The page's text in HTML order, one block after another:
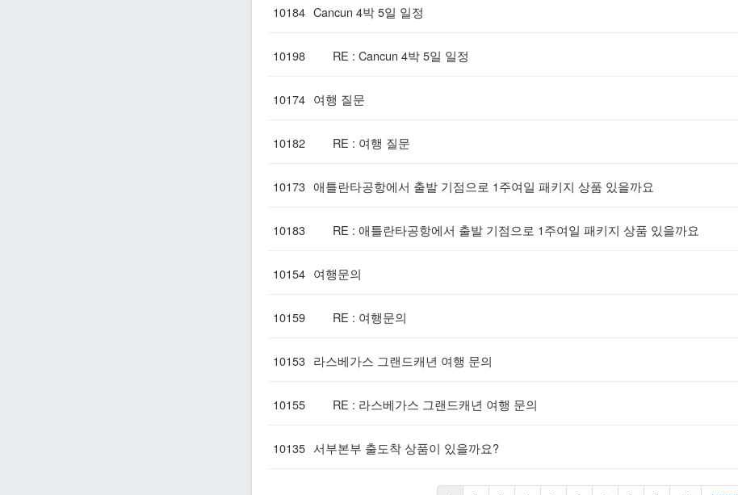
10184 Cancun 4박 5일 일정
10198 RE : Cancun 4박 5일 일정
10174 여행 질문
10182 RE : 여행 질문
10173 애틀란타공항에서 출발 기점으로 1주여일 패키지 상품 있을까요
10183 RE : 애틀란타공항에서 출발 기점으로 1주여일 패키지 상품 있을까요
10154 여행문의
10159 RE : 여행문의
10153 라스베가스 그랜드캐년 여행 문의
10155 RE : 라스베가스 그랜드캐년 여행 문의
10135 서부본부 출도착 상품이 있을까요?